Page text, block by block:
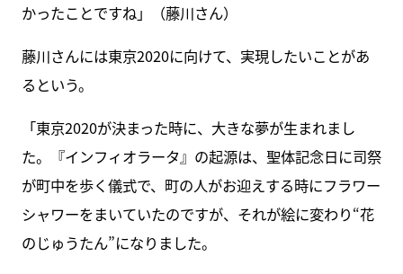
かったことですね」（藤川さん）
藤川さんには東京2020に向けて、実現したいことがあ
るという。
「東京2020が決まった時に、大きな夢が生まれまし
た。『インフィオラータ』の起源は、聖体記念日に司祭
が町中を歩く儀式で、町の人がお迎えする時にフラワー
シャワーをまいていたのですが、それが絵に変わり“花
のじゅうたん”になりました。